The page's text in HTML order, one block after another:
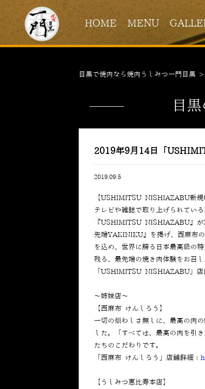
HOME MENU
目黒で焼肉なら焼肉うしみつ一門目黒 >
目
2019年9月14日「
2019.09.5
【USHIMITSU NISHIAZABU新規
テレビや雑誌で取り上げられてい
『USHIMITSU NISHIAZABU』
先端YAKINIKU』を掲げ、西麻布
を込め、世界に誇る日本最高級の
残る、最先端の焼き肉体験をお召し
「USHIMITSU NISHIAZABU」店
～姉妹店～
【西麻布 けんしろう】
一切の煩わしさ無しに、最高の肉
した。「すべては、最高の肉を引
たちのこだわりです。
「西麻布 けんしろう」店舗詳細：
【うしみつ恵比寿本店】